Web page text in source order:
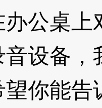
公桌上
设备
你能告